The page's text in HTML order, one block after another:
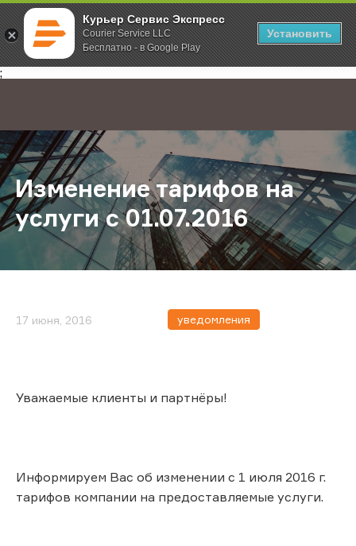
Курьер Сервис Экспресс
Courier Service LLC
Бесплатно - в Google Play
Установить
;
Главная О компании Новости Изменение тарифов на услуги c
Изменение тарифов на
услуги c 01.07.2016
17 июня, 2016 уведомления
Уважаемые клиенты и партнёры!
Информируем Вас об изменении с 1 июля 2016 г.
тарифов компании на предоставляемые услуги.